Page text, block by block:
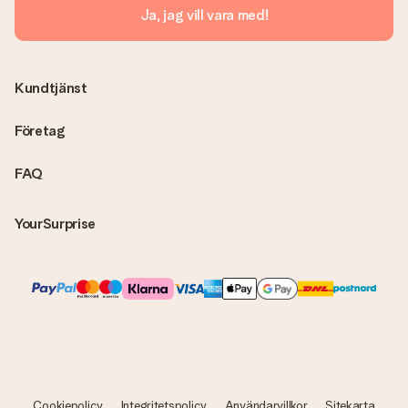
Ja, jag vill vara med!
FAQ
YourSurprise
Kundtjänst
Företag